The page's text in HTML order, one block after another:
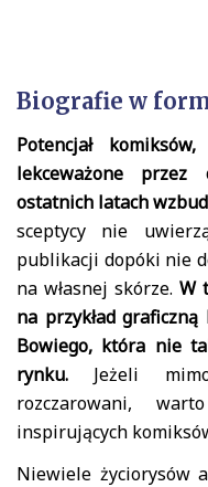
Biografie w
Potencjał
lekceważone
ostatnich latach
sceptycy nie
publikacji dopóki nie
na własnej skórze. W
na przykład
Bowiego, która nie
rynku. Jeżeli
rozczarowani,
inspirujących
Niewiele życiorysów